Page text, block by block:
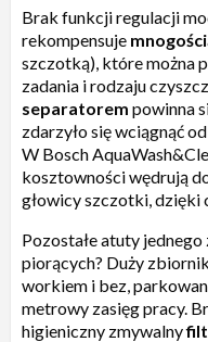
Brak funkcji regulacji
rekompensuje
szczotką), które można
zadania i rodzaju
separatorem powinna
zdarzyło się wciągnąć
W Bosch
kosztowności wędrują
głowicy szczotki, dzięki
Pozostałe atuty
piorących? Duży
workiem i bez,
metrowy zasięg pracy.
higieniczny zmywalny